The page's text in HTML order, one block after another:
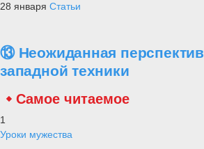
28 января Статьи
⑬ Неожиданная
западной техники
Самое читаемое
1
Уроки мужества